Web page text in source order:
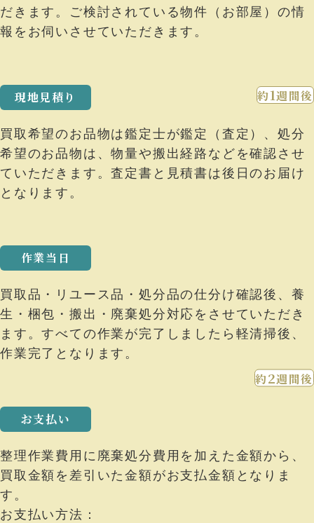
だきます。ご検討されている物件（お部屋）の情
報をお伺いさせていただきます。
現地⾒積り
買取希望のお品物は鑑定⼠が鑑定（査定）、処分
希望のお品物は、物量や搬出経路などを確認させ
ていただきます。査定書と⾒積書は後⽇のお届け
となります。
約1週間後
作業当日
買取品・リユース品・処分品の仕分け確認後、養
⽣・梱包・搬出・廃棄処分対応をさせていただき
ます。すべての作業が完了しましたら軽清掃後、
作業完了となります。
お⽀払い
整理作業費⽤に廃棄処分費⽤を加えた⾦額から、
買取⾦額を差引いた⾦額がお⽀払⾦額となりま
す。
お⽀払い⽅法：
約2週間後